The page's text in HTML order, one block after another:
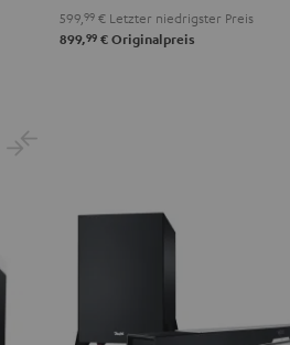
599, 99 € Letzter niedrigster Preis
899,99 € Originalpreis